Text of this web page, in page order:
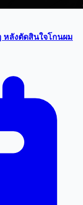
หลังตัดสินใจโกนผม